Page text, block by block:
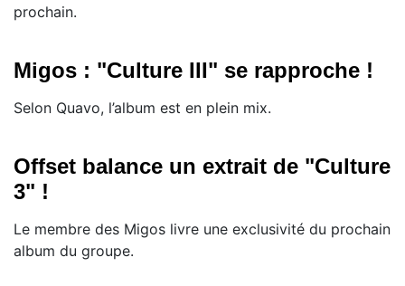
prochain.
Migos : "Culture III" se rapproche !
Selon Quavo, l’album est en plein mix.
Offset balance un extrait de "Culture
3" !
Le membre des Migos livre une exclusivité du prochain
album du groupe.